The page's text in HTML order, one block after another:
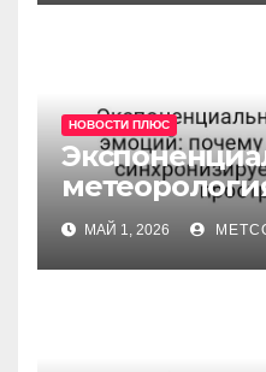
НОВОСТИ ПЛЮС
почему
мерном
МАЙ 1, 2026